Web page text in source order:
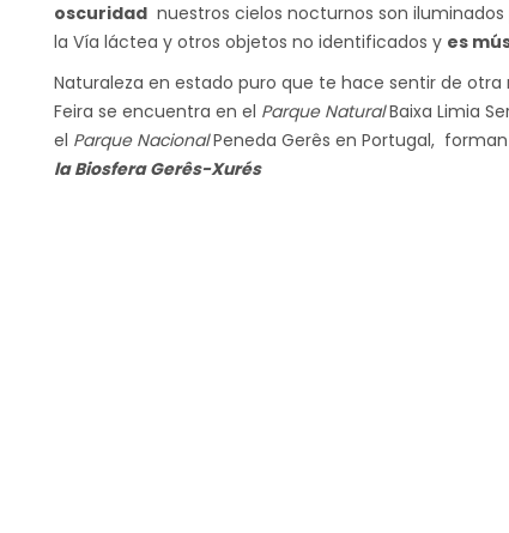
oscuridad nuestros cielos nocturnos son
la Vía láctea y otros objetos no identificados y es
Naturaleza en estado puro que te hace sentir de otra
Feira se encuentra en el Parque NaturalBaixa Limia
el Parque NacionalPeneda Gerês en Portugal,
la Biosfera Gerês-Xurés